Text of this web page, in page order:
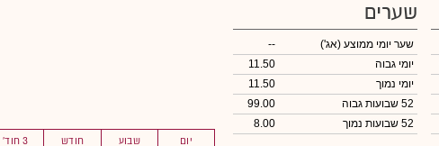
יום שבוע חודש 3 חוד'
שערים
שער יומי ממוצע (אג')
--
יומי גבוה
11.50
יומי נמוך
11.50
52 שבועות גבוה
99.00
52 שבועות נמוך
8.00